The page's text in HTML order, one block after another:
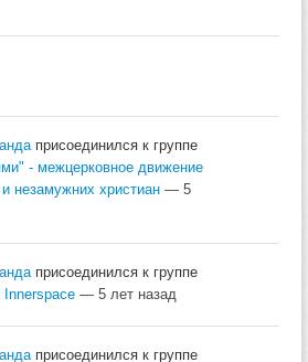
присоединился к группе
- межцерковное движение
незамужних христиан — 5
присоединился к группе
Innerspace — 5 лет назад
присоединился к группе